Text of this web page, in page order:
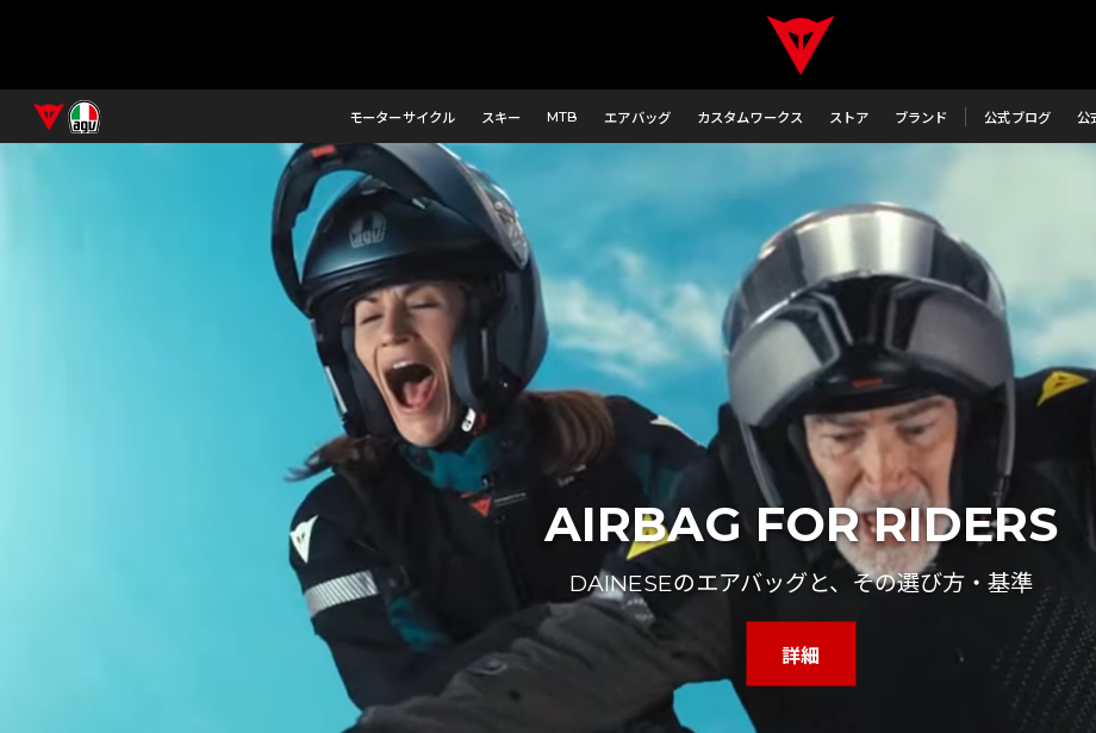
モーターサイクル スキー MTB エアバッグ カスタムワークス ストア ブランド 公式ブログ 公
ダイネーゼジャパン公式サイト
AIRBAG FOR RIDERS
DAINESEのエアバッグと、その選び方・基準
詳細